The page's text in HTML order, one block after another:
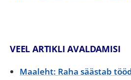
VEEL ARTIKLI AVALDAMISI
Maaleht: Raha säästab